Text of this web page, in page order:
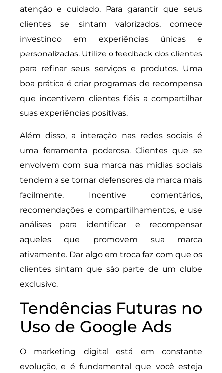
atenção e cuidado. Para garantir que seus
clientes se sintam valorizados, comece
investindo em experiências únicas e
personalizadas. Utilize o feedback dos clientes
para refinar seus serviços e produtos. Uma
boa prática é criar programas de recompensa
que incentivem clientes fiéis a compartilhar
suas experiências positivas.
Além disso, a interação nas redes sociais é
uma ferramenta poderosa. Clientes que se
envolvem com sua marca nas mídias sociais
tendem a se tornar defensores da marca mais
facilmente. Incentive comentários,
recomendações e compartilhamentos, e use
análises para identificar e recompensar
aqueles que promovem sua marca
ativamente. Dar algo em troca faz com que os
clientes sintam que são parte de um clube
exclusivo.
Tendências Futuras no
Uso de Google Ads
O marketing digital está em constante
evolução, e é fundamental que você esteja